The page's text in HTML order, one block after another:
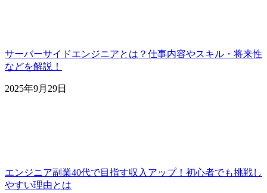
サーバーサイドエンジニアとは？仕事内容やスキル・将来性
などを解説！
2025年9月29日
エンジニア副業40代で目指す収入アップ！初心者でも挑戦し
やすい理由とは